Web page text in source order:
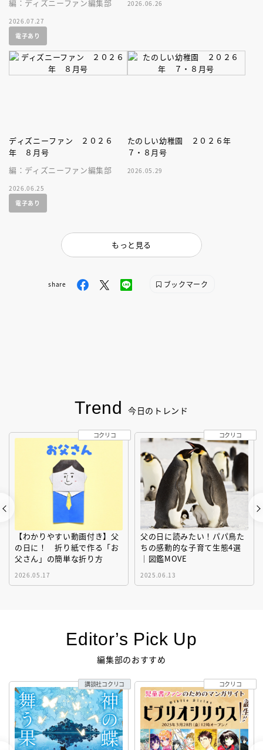
編：ディズニーファン編集部
2026.07.27
電子あり
2026.06.26
ディズニーファン ２０２６
年 ８月号
編：ディズニーファン編集部
2026.06.25
電子あり
たのしい幼稚園 ２０２６年
７・８月号
2026.05.29
もっと見る
share ブックマーク
Trend 今日のトレンド
【わかりやすい動画付き】父
の日に！ 折り紙で作る「お
父さん」の簡単な折り方
2026.05.17
コクリコ
父の日に読みたい！パパ鳥た
ちの感動的な子育て生態4選
｜図鑑MOVE
2025.06.13
コクリコ
Editor’s Pick Up
編集部のおすすめ
講談社コクリコ コクリコ